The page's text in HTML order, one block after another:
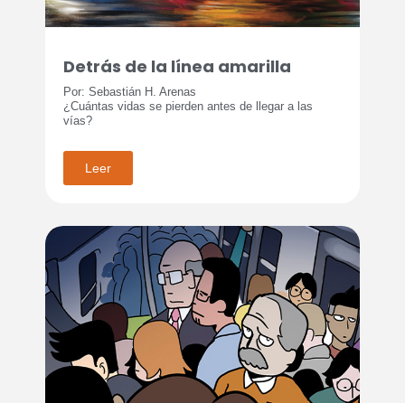
Detrás de la línea amarilla
Por: Sebastián H. Arenas
¿Cuántas vidas se pierden antes de llegar a las
vías?
Leer